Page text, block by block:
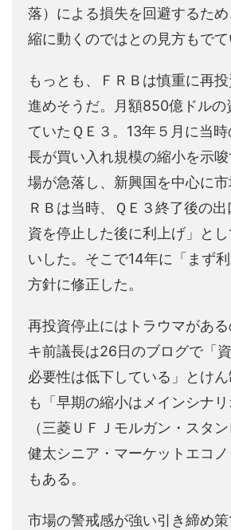
落）による損失を回避するた
縮に動くのではとの見方もでて
もっとも、ＦＲＢは慎重に再
進めそうだ。月額850億ドルの
ていたＱＥ３。13年５月に当
長が買い入れ規模の縮小を示
場が急落し、新興国を中心に市
ＲＢは当時、ＱＥ３終了後の
資を停止した後に利上げ」と
いした。そこで14年に「まず
方針に修正した。
再投資停止にはトラウマがあ
キ前議長は26日のブログで「
必要性は低下している」とけ
も「早期の縮小はメインシナリ
（三菱ＵＦＪモルガン・スタ
健太シニア・マーケットエコ
もある。
市場の警戒感が強い引き締め